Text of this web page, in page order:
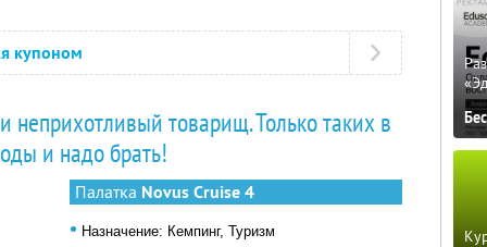
купоном
товарищ. Только таких в
и надо брать!
Палатка Novus Cruise 4
• Назначение: Кемпинг, Туризм